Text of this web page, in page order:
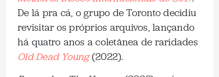
De lá pra cá, o grupo de Toronto decidiu
revisitar os próprios arquivos, lançando
há quatro anos a coletânea de raridades
Old Dead Young(2022).